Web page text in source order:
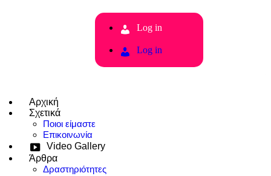
Log in
Log in
Αρχική
Σχετικά
Ποιοι είμαστε
Επικοινωνία
Video Gallery
Άρθρα
Δραστηριότητες